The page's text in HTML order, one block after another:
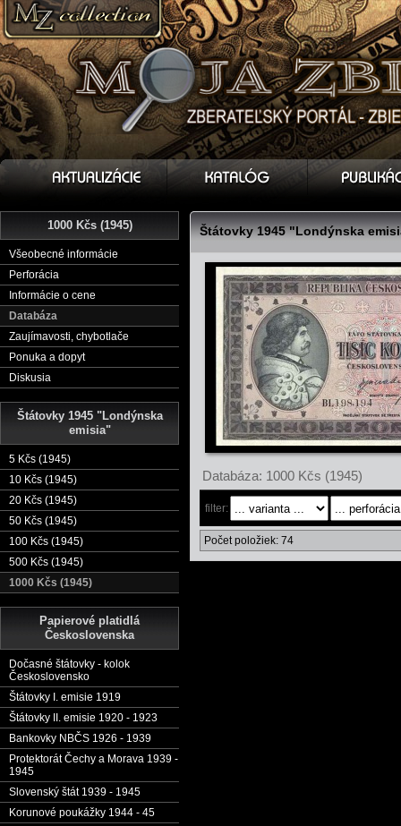
1000 Kčs (1945)
Všeobecné informácie
Perforácia
Informácie o cene
Databáza
Zaujímavosti, chybotlače
Ponuka a dopyt
Diskusia
Štátovky 1945 "Londýnska
emisia"
5 Kčs (1945)
10 Kčs (1945)
20 Kčs (1945)
50 Kčs (1945)
100 Kčs (1945)
500 Kčs (1945)
1000 Kčs (1945)
Papierové platidlá
Československa
Dočasné štátovky - kolok
Československo
Štátovky I. emisie 1919
Štátovky II. emisie 1920 - 1923
Bankovky NBČS 1926 - 1939
Protektorát Čechy a Morava 1939 -
1945
Slovenský štát 1939 - 1945
Korunové poukážky 1944 - 45
Štátovky 1945 "Londýnska
Databáza: 1000 Kčs (1945)
filter:
Počet položiek: 74